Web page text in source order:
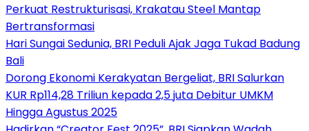
Perkuat Restrukturisasi, Krakatau Steel Mantap
Bertransformasi
Hari Sungai Sedunia, BRI Peduli Ajak Jaga Tukad Badung
Bali
Dorong Ekonomi Kerakyatan Bergeliat, BRI Salurkan
KUR Rp114,28 Triliun kepada 2,5 juta Debitur UMKM
Hingga Agustus 2025